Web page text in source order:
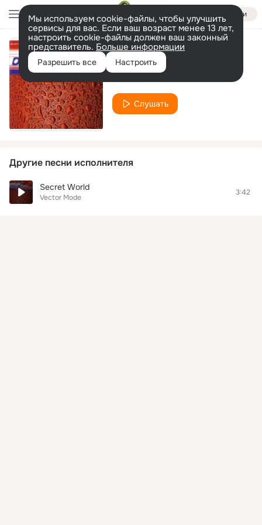
Войти
Мы используем cookie-файлы, чтобы улучшить
сервисы для вас. Если ваш возраст менее 13 лет,
настроить cookie-файлы должен ваш законный
представитель. Больше информации
Разрешить все Настроить
Meganomic
Слушать
Другие песни исполнителя
Secret World
Vector Mode
3:42